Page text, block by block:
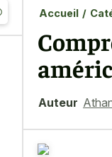
Accueil /
Auteur